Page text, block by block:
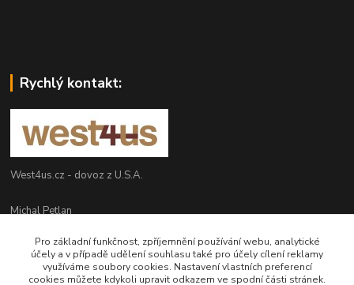
Rychlý kontakt:
West4us.cz - dovoz z U.S.A.
Michal Petlan
(Po-Pá, 9-16h)
info@west4us.cz
Pro základní funkčnost, zpříjemnění používání webu, analytické
účely a v případě udělení souhlasu také pro účely cílení reklamy
využíváme soubory cookies. Nastavení vlastních preferencí
cookies můžete kdykoli upravit odkazem ve spodní části stránek.